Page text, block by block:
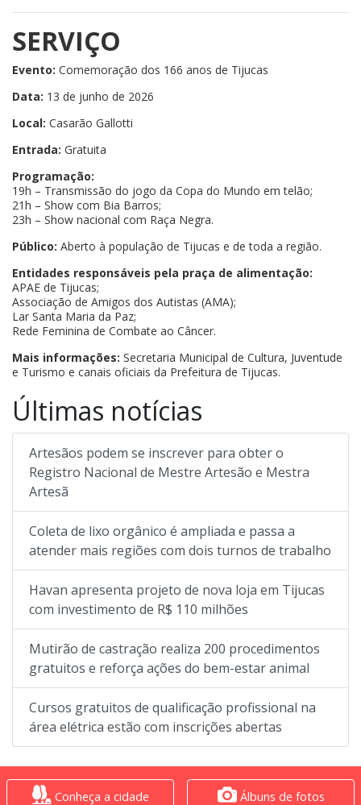
SERVIÇO
Evento: Comemoração dos 166 anos de Tijucas
Data: 13 de junho de 2026
Local: Casarão Gallotti
Entrada: Gratuita
Programação:
19h – Transmissão do jogo da Copa do Mundo em telão;
21h – Show com Bia Barros;
23h – Show nacional com Raça Negra.
Público: Aberto à população de Tijucas e de toda a região.
Entidades responsáveis pela praça de alimentação:
APAE de Tijucas;
Associação de Amigos dos Autistas (AMA);
Lar Santa Maria da Paz;
Rede Feminina de Combate ao Câncer.
Mais informações: Secretaria Municipal de Cultura, Juventude
e Turismo e canais oficiais da Prefeitura de Tijucas.
Últimas notícias
Artesãos podem se inscrever para obter o
Registro Nacional de Mestre Artesão e Mestra
Artesã
Coleta de lixo orgânico é ampliada e passa a
atender mais regiões com dois turnos de trabalho
Havan apresenta projeto de nova loja em Tijucas
com investimento de R$ 110 milhões
Mutirão de castração realiza 200 procedimentos
gratuitos e reforça ações do bem-estar animal
Cursos gratuitos de qualificação profissional na
área elétrica estão com inscrições abertas
Conheça a cidade Álbuns de fotos